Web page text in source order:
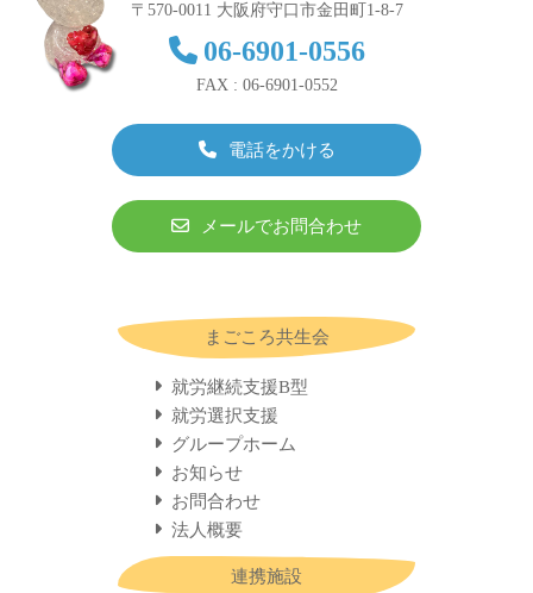
〒570-0011 大阪府守口市金田町1-8-7
06-6901-0556
FAX : 06-6901-0552
電話をかける
メールでお問合わせ
まごころ共生会
就労継続支援B型
就労選択支援
グループホーム
お知らせ
お問合わせ
法人概要
連携施設